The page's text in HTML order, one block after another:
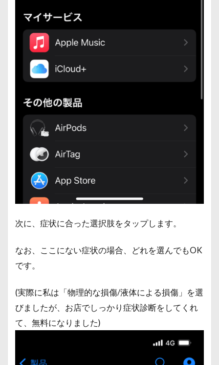
次に、症状に合った選択肢をタップします。
なお、ここにない症状の場合、どれを選んでもOK
です。
(実際に私は「物理的な損傷/液体による損傷」を選
びましたが、お店でしっかり症状診断をしてくれ
て、無料になりました)